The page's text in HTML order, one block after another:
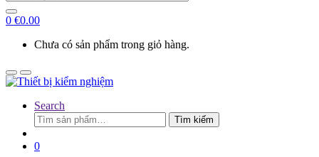
0 €0.00
Chưa có sản phẩm trong giỏ hàng.
Search
Tìm
kiếm:
Tìm kiếm
0